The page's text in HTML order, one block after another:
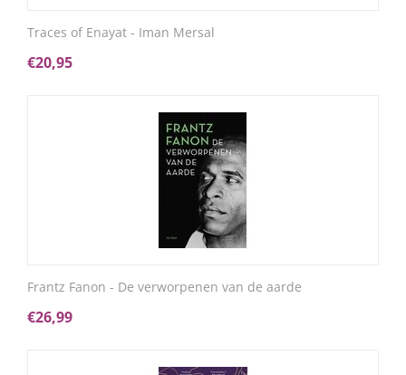
Traces of Enayat - Iman Mersal
€20,95
Frantz Fanon - De verworpenen van de aarde
€26,99